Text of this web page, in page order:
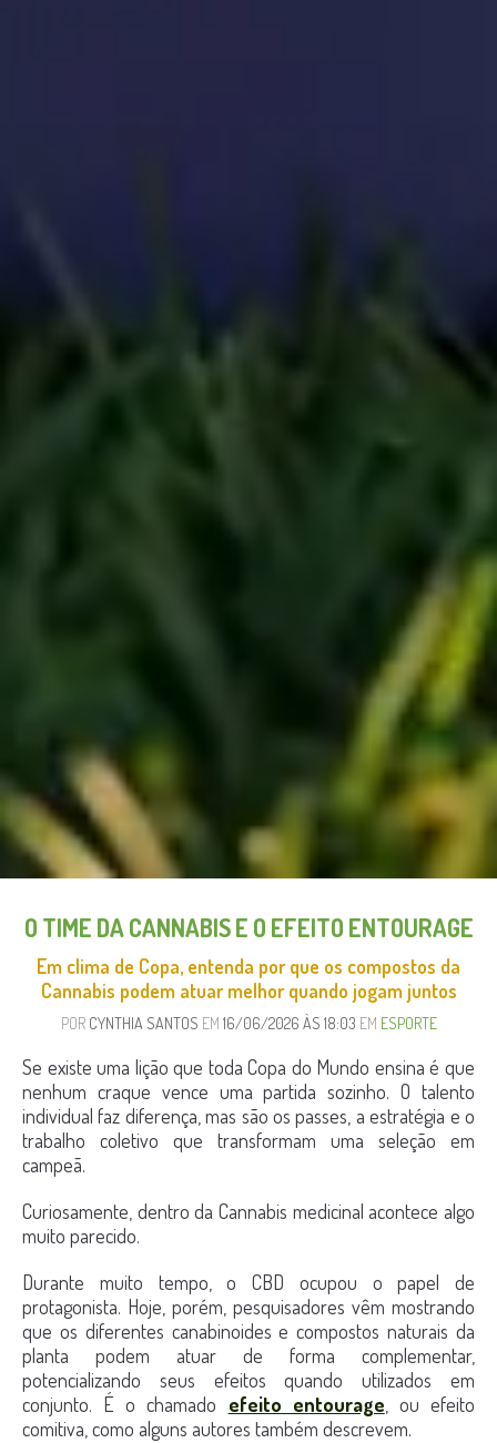
O TIME DA CANNABIS E O EFEITO ENTOURAGE
Em clima de Copa, entenda por que os compostos da
Cannabis podem atuar melhor quando jogam juntos
POR CYNTHIA SANTOS EM 16/06/2026 ÀS 18:03 EM ESPORTE
Se existe uma lição que toda Copa do Mundo ensina é que
nenhum craque vence uma partida sozinho. O talento
individual faz diferença, mas são os passes, a estratégia e o
trabalho coletivo que transformam uma seleção em
campeã.
Curiosamente, dentro da Cannabis medicinal acontece algo
muito parecido.
Durante muito tempo, o CBD ocupou o papel de
protagonista. Hoje, porém, pesquisadores vêm mostrando
que os diferentes canabinoides e compostos naturais da
planta podem atuar de forma complementar,
potencializando seus efeitos quando utilizados em
conjunto. É o chamado efeito entourage , ou efeito
comitiva, como alguns autores também descrevem.